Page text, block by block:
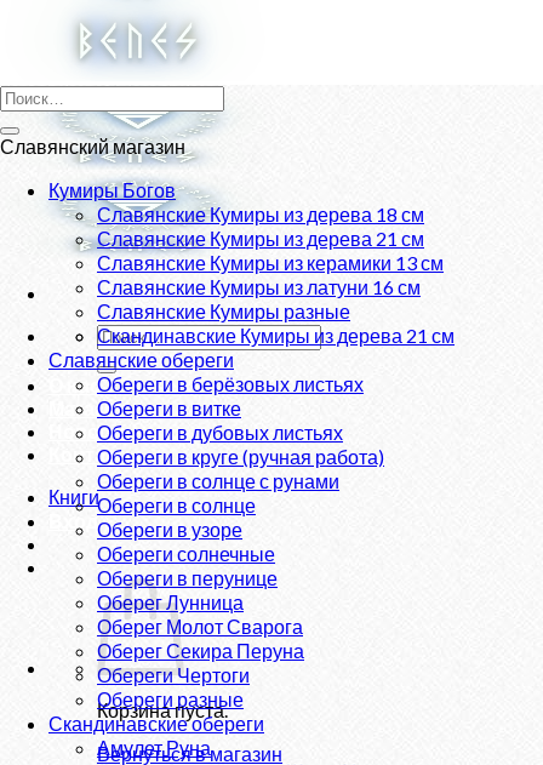
Искать:
О нас
Магазин
Новости
Контакты
Книги
Вход
Корзина пуста.
Вернуться в магазин
Искать:
Славянский магазин
Кумиры Богов
Славянские Кумиры из дерева 18 см
Славянские Кумиры из дерева 21 см
Славянские Кумиры из керамики 13 см
Славянские Кумиры из латуни 16 см
Славянские Кумиры разные
Скандинавские Кумиры из дерева 21 см
Славянские обереги
Обереги в берёзовых листьях
Обереги в витке
Обереги в дубовых листьях
Обереги в круге (ручная работа)
Обереги в солнце с рунами
Обереги в солнце
Обереги в узоре
Обереги солнечные
Обереги в перунице
Оберег Лунница
Оберег Молот Сварога
Оберег Секира Перуна
Обереги Чертоги
Обереги разные
Скандинавские обереги
Амулет Руна